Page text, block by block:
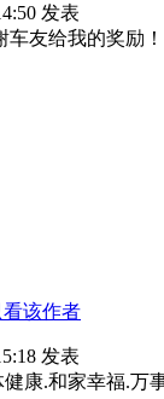
发表
友给我的奖励！
看该作者
发表
康.和家幸福.万